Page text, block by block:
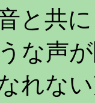
と共
な声
れな